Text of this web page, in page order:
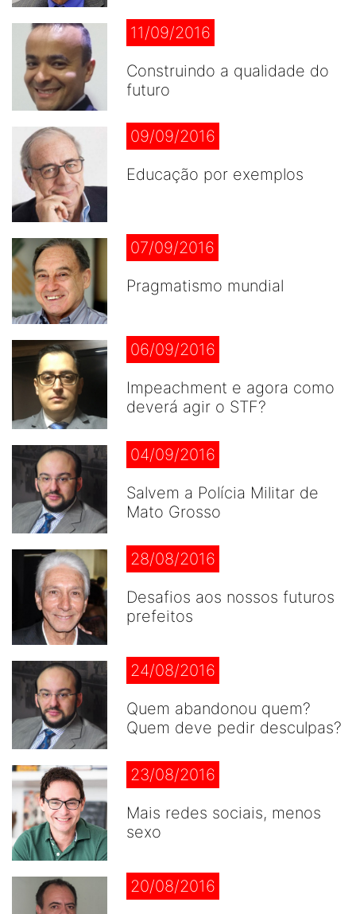
11/09/2016
Construindo a qualidade do
futuro
09/09/2016
Educação por exemplos
07/09/2016
Pragmatismo mundial
06/09/2016
Impeachment e agora como
deverá agir o STF?
04/09/2016
Salvem a Polícia Militar de
Mato Grosso
28/08/2016
Desafios aos nossos futuros
prefeitos
24/08/2016
Quem abandonou quem?
Quem deve pedir desculpas?
23/08/2016
Mais redes sociais, menos
sexo
20/08/2016